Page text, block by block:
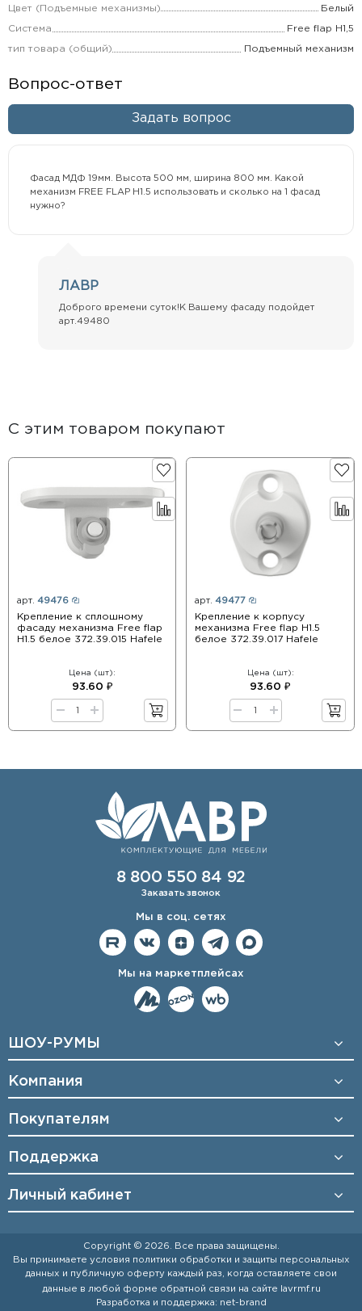
Цвет (Подъемные механизмы) Белый
Система Free flap H1,5
тип товара (общий) Подъемный механизм
Вопрос-ответ
Задать вопрос
Фасад МДФ 19мм. Высота 500 мм, ширина 800 мм. Какой
механизм FREE FLAP H1.5 использовать и сколько на 1 фасад
нужно?
ЛАВР
Доброго времени суток!К Вашему фасаду подойдет
арт.49480
С этим товаром покупают
арт. 49476
Крепление к сплошному
фасаду механизма Free flap
H1.5 белое 372.39.015 Hafele
Цена (шт):
93.60 ₽
арт. 49477
Крепление к корпусу
механизма Free flap H1.5
белое 372.39.017 Hafele
Цена (шт):
93.60 ₽
8 800 550 84 92
Заказать звонок
Мы в соц. сетях
Мы на маркетплейсах
ШОУ-РУМЫ
Компания
Покупателям
Поддержка
Личный кабинет
Copyright © 2026. Все права защищены.
Вы принимаете условия политики обработки и защиты персональных
данных и публичную оферту каждый раз, когда оставляете свои
данные в любой форме обратной связи на сайте
lavrmf.ru
Разработка и поддержка: net- b ran d